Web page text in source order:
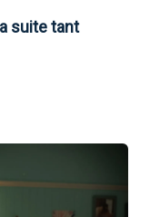
suite tant